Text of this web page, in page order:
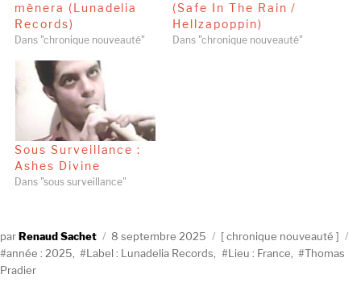
mènera (Lunadelia
Records)
Dans "chronique nouveauté"
(Safe In The Rain /
Hellzapoppin)
Dans "chronique nouveauté"
Sous Surveillance :
Ashes Divine
Dans "sous surveillance"
AuteurRenaud Sachet
Publié
le
8 septembre 2025 Catégories
chronique nouveauté
année : 2025
Label : Lunadelia Records Lieu : France
Thomas
Pradier